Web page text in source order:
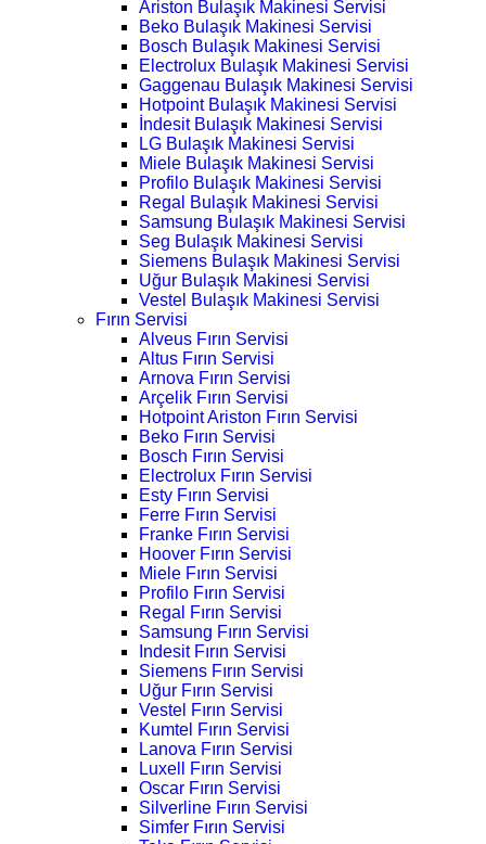
Ariston Bulaşık Makinesi Servisi
Beko Bulaşık Makinesi Servisi
Bosch Bulaşık Makinesi Servisi
Electrolux Bulaşık Makinesi Servisi
Gaggenau Bulaşık Makinesi Servisi
Hotpoint Bulaşık Makinesi Servisi
İndesit Bulaşık Makinesi Servisi
LG Bulaşık Makinesi Servisi
Miele Bulaşık Makinesi Servisi
Profilo Bulaşık Makinesi Servisi
Regal Bulaşık Makinesi Servisi
Samsung Bulaşık Makinesi Servisi
Seg Bulaşık Makinesi Servisi
Siemens Bulaşık Makinesi Servisi
Uğur Bulaşık Makinesi Servisi
Vestel Bulaşık Makinesi Servisi
Fırın Servisi
Alveus Fırın Servisi
Altus Fırın Servisi
Arnova Fırın Servisi
Arçelik Fırın Servisi
Hotpoint Ariston Fırın Servisi
Beko Fırın Servisi
Bosch Fırın Servisi
Electrolux Fırın Servisi
Esty Fırın Servisi
Ferre Fırın Servisi
Franke Fırın Servisi
Hoover Fırın Servisi
Miele Fırın Servisi
Profilo Fırın Servisi
Regal Fırın Servisi
Samsung Fırın Servisi
Indesit Fırın Servisi
Siemens Fırın Servisi
Uğur Fırın Servisi
Vestel Fırın Servisi
Kumtel Fırın Servisi
Lanova Fırın Servisi
Luxell Fırın Servisi
Oscar Fırın Servisi
Silverline Fırın Servisi
Simfer Fırın Servisi